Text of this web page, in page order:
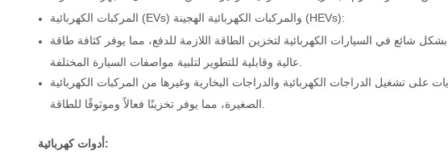
المركبات الكهربائية (EVs) والمركبات الكهربائية الهجينة (HEVs):
شائع في السيارات الكهربائية لتخزين الطاقة اللازمة للدفع، مما يوفر كثافة طاقة
على تشغيل الدراجات الكهربائية والدراجات البخارية وغيرها من المركبات الكهربائية
أدوات كهربائية: